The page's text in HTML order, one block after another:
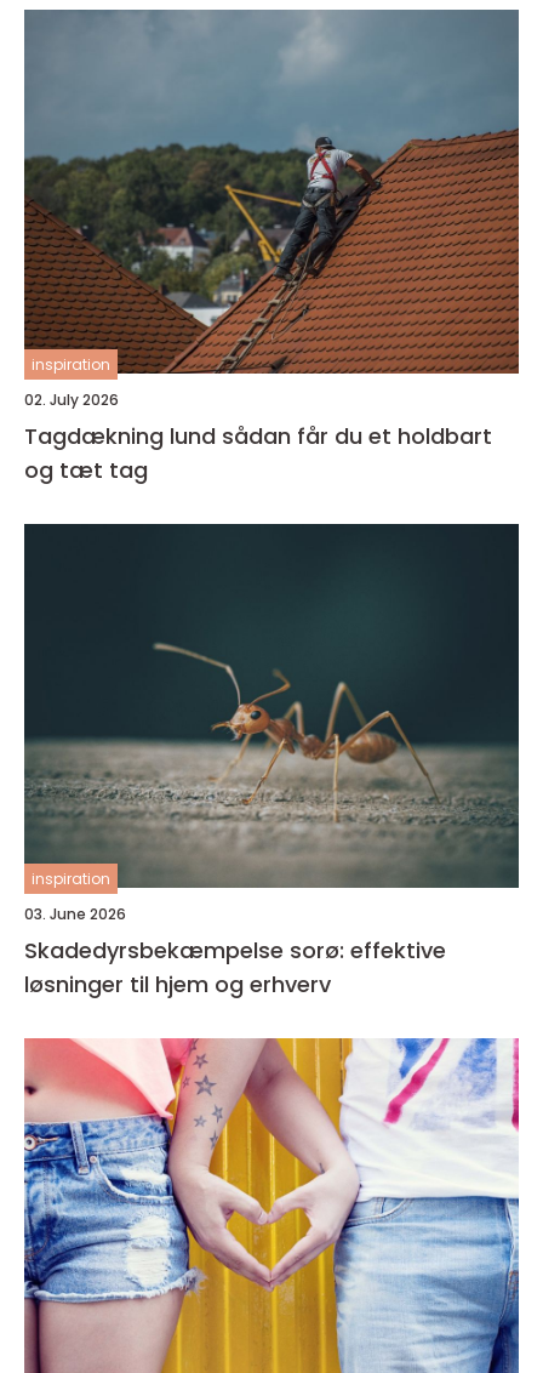
inspiration
02. July 2026
Tagdækning lund sådan får du et holdbart
og tæt tag
inspiration
03. June 2026
Skadedyrsbekæmpelse sorø: effektive
løsninger til hjem og erhverv